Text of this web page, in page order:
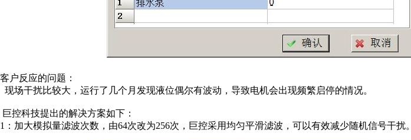
客户反应的问题：
现场干扰比较大，运行了几个月发现液位偶尔有波动，导致电机会出现频繁启停的情况。
巨控科技提出的解决方案如下：
1：加大模拟量滤波次数，由64次改为256次，巨控采用均匀平滑滤波，可以有效减少随机信号干扰。